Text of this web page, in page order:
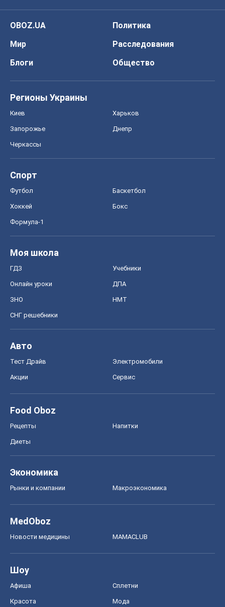
OBOZ.UA
Политика
Мир
Расследования
Блоги
Общество
Регионы Украины
Киев Харьков
Запорожье Днепр
Черкассы
Спорт
Футбол Баскетбол
Хоккей Бокс
Формула-1
Моя школа
ГДЗ Учебники
Онлайн уроки ДПА
ЗНО НМТ
СНГ решебники
Авто
Тест Драйв Электромобили
Акции Сервис
Food Oboz
Рецепты Напитки
Диеты
Экономика
Рынки и компании Mакроэкономика
MedOboz
Новости медицины MAMACLUB
Шоу
Афиша Сплетни
Красота Мода